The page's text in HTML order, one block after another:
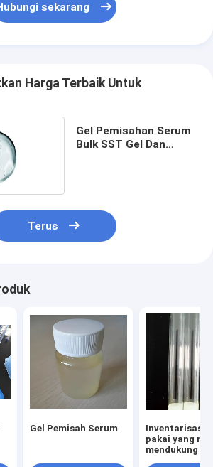
sekarang
Harga Terbaik Untuk
Gel Pemisahan Serum
Bulk SST Gel Dan
Terus
Gel Pemisah Serum
Inventarisasi
pakai yang
mendukung